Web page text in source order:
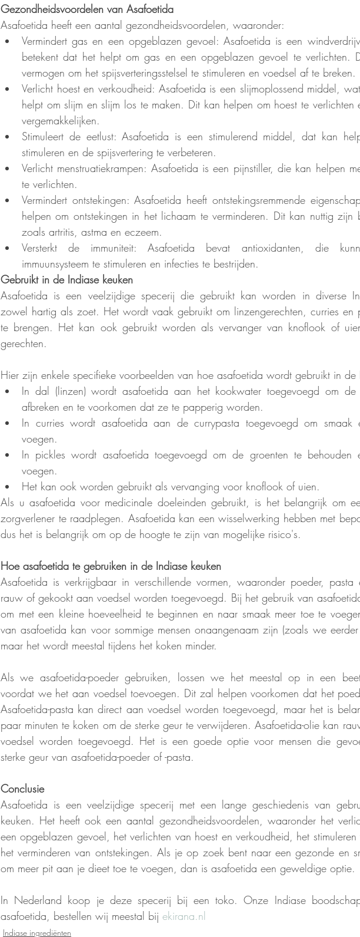
Gezondheidsvoordelen van Asafoetida
Asafoetida heeft een aantal gezondheidsvoordelen, waaronder:
Vermindert gas en een opgeblazen gevoel: Asafoetida is een
betekent dat het helpt om gas en een opgeblazen gevoel te verlichten.
vermogen om het spijsverteringsstelsel te stimuleren en voedsel af te breken.
Verlicht hoest en verkoudheid: Asafoetida is een slijmoplossend middel,
helpt om slijm en slijm los te maken. Dit kan helpen om hoest te verlichten
vergemakkelijken.
Stimuleert de eetlust: Asafoetida is een stimulerend middel, dat kan
stimuleren en de spijsvertering te verbeteren.
Verlicht menstruatiekrampen: Asafoetida is een pijnstiller, die kan helpen
te verlichten.
Vermindert ontstekingen: Asafoetida heeft ontstekingsremmende
helpen om ontstekingen in het lichaam te verminderen. Dit kan nuttig zijn
zoals artritis, astma en eczeem.
Versterkt de immuniteit: Asafoetida bevat antioxidanten, die
immuunsysteem te stimuleren en infecties te bestrijden.
Gebruikt in de Indiase keuken
Asafoetida is een veelzijdige specerij die gebruikt kan worden in diverse
zowel hartig als zoet. Het wordt vaak gebruikt om linzengerechten, curries en
te brengen. Het kan ook gebruikt worden als vervanger van knoflook of
gerechten.
Hier zijn enkele specifieke voorbeelden van hoe asafoetida wordt gebruikt in de
In dal (linzen) wordt asafoetida aan het kookwater toegevoegd om
afbreken en te voorkomen dat ze te papperig worden.
In curries wordt asafoetida aan de currypasta toegevoegd om
voegen.
In pickles wordt asafoetida toegevoegd om de groenten te behouden
voegen.
Het kan ook worden gebruikt als vervanging voor knoflook of uien.
Als u asafoetida voor medicinale doeleinden gebruikt, is het belangrijk om
zorgverlener te raadplegen. Asafoetida kan een wisselwerking hebben met
dus het is belangrijk om op de hoogte te zijn van mogelijke risico's.
Hoe asafoetida te gebruiken in de Indiase keuken
Asafoetida is verkrijgbaar in verschillende vormen, waaronder poeder,
rauw of gekookt aan voedsel worden toegevoegd. Bij het gebruik van
om met een kleine hoeveelheid te beginnen en naar smaak meer toe te
van asafoetida kan voor sommige mensen onaangenaam zijn (zoals we
maar het wordt meestal tijdens het koken minder.
Als we asafoetida-poeder gebruiken, lossen we het meestal op in een
voordat we het aan voedsel toevoegen. Dit zal helpen voorkomen dat het
Asafoetida-pasta kan direct aan voedsel worden toegevoegd, maar het is
paar minuten te koken om de sterke geur te verwijderen. Asafoetida-olie kan
voedsel worden toegevoegd. Het is een goede optie voor mensen die
sterke geur van asafoetida-poeder of -pasta.
Conclusie
Asafoetida is een veelzijdige specerij met een lange geschiedenis van
keuken. Het heeft ook een aantal gezondheidsvoordelen, waaronder het
een opgeblazen gevoel, het verlichten van hoest en verkoudheid, het
het verminderen van ontstekingen. Als je op zoek bent naar een gezonde en
om meer pit aan je dieet toe te voegen, dan is asafoetida een geweldige optie.
In Nederland koop je deze specerij bij een toko. Onze Indiase
asafoetida, bestellen wij meestal bij ekirana.nl
Indiase ingrediënten